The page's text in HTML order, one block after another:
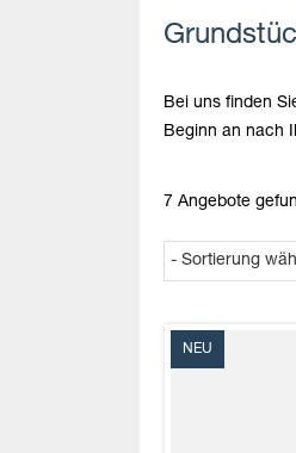
Bei uns finden
Beginn an nach
7 Angebote
NEU